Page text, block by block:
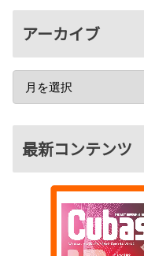
アーカイブ
最新コンテンツ